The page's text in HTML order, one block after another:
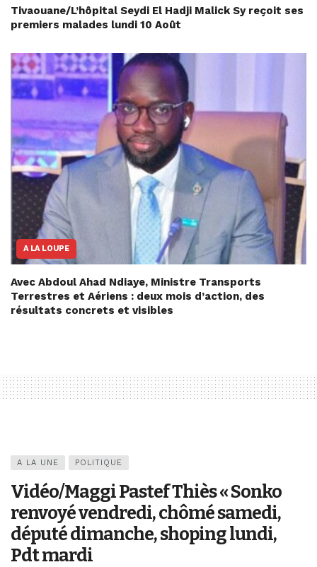
Tivaouane/L’hôpital Seydi El Hadji Malick Sy reçoit ses
premiers malades lundi 10 Août
A LA LOUPE
Avec Abdoul Ahad Ndiaye, Ministre Transports
Terrestres et Aériens : deux mois d’action, des
résultats concrets et visibles
A LA UNE POLITIQUE
Vidéo/Maggi Pastef Thiès « Sonko
renvoyé vendredi, chômé samedi,
député dimanche, shoping lundi,
Pdt mardi